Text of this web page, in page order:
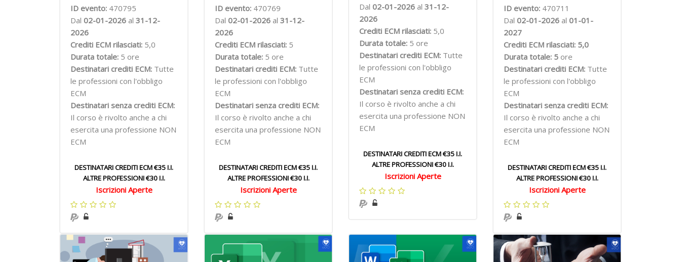
ID evento: 470795
Dal 02-01-2026 al 31-12-
2026
Crediti ECM rilasciati: 5,0
Durata totale: 5 ore
Destinatari crediti ECM: Tutte
le professioni con l'obbligo
ECM
Destinatari senza crediti ECM:
Il corso è rivolto anche a chi
esercita una professione NON
ECM
DESTINATARI CREDITI ECM €35 I.I.
ALTRE PROFESSIONI €30 I.I.
Iscrizioni Aperte
ID evento: 470769
Dal 02-01-2026 al 31-12-
2026
Crediti ECM rilasciati: 5
Durata totale: 5 ore
Destinatari crediti ECM: Tutte
le professioni con l'obbligo
ECM
Destinatari senza crediti ECM:
Il corso è rivolto anche a chi
esercita una professione NON
ECM
DESTINATARI CREDITI ECM €35 I.I.
ALTRE PROFESSIONI €30 I.I.
Iscrizioni Aperte
Dal 02-01-2026 al 31-12-
2026
Crediti ECM rilasciati: 5,0
Durata totale: 5 ore
Destinatari crediti ECM: Tutte
le professioni con l'obbligo
ECM
Destinatari senza crediti ECM:
Il corso è rivolto anche a chi
esercita una professione NON
ECM
DESTINATARI CREDITI ECM €35 I.I.
ALTRE PROFESSIONI €30 I.I.
Iscrizioni Aperte
ID evento: 470711
Dal 02-01-2026 al 01-01-
2027
Crediti ECM rilasciati: 5,0
Durata totale: 5 ore
Destinatari crediti ECM: Tutte
le professioni con l'obbligo
ECM
Destinatari senza crediti ECM:
Il corso è rivolto anche a chi
esercita una professione NON
ECM
DESTINATARI CREDITI ECM €35 I.I.
ALTRE PROFESSIONI €30 I.I.
Iscrizioni Aperte